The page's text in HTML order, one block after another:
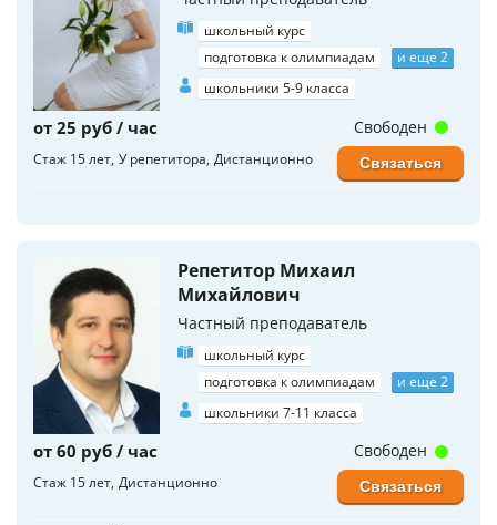
школьный курс
подготовка к олимпиадам
и еще 2
школьники 5-9 класса
от 25 руб / час
Стаж 15 лет У репетитора Дистанционно
Свободен
Связаться
Репетитор Михаил
Михайлович
Частный преподаватель
школьный курс
подготовка к олимпиадам
и еще 2
школьники 7-11 класса
от 60 руб / час
Стаж 15 лет Дистанционно
Свободен
Связаться